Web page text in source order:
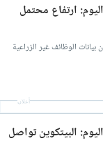
ارتفاع محتمل
الوظائف غير الزراعية
أعلان
البيتكوين تواصل